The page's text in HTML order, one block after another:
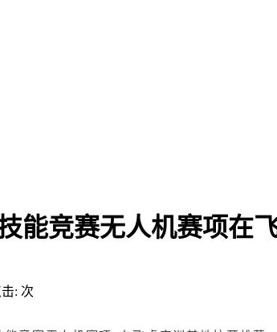
能竞赛无人机赛项在
: 次